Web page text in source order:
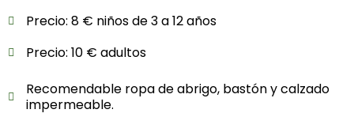
Precio: 8 € niños de 3 a 12 años
Precio: 10 € adultos
Recomendable ropa de abrigo, bastón y calzado
impermeable.